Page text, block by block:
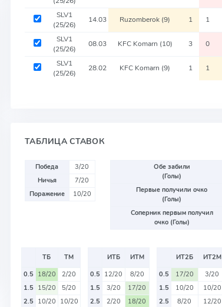
SLV1
(25/26)
14.03 Ruzomberok (9) 1 1
SLV1
(25/26)
08.03 KFC Komarn (10) 3 0
SLV1
(25/26)
28.02 KFC Komarn (9) 1 1
ТАБЛИЦА СТАВОК
Победа
3/20
Ничья
7/20
Поражение
10/20
Обе забили
(Голы)
Первые получили очко
(Голы)
Соперник первым получил
очко (Голы)
ТБ
ТМ
0.5 18/20
2/20
1.5 15/20
5/20
2.5 10/20 10/20
ИТБ
ИТМ
0.5 12/20
8/20
1.5
3/20
17/20
2.5
2/20
18/20
ИТ2Б
ИТ2М
0.5
17/20
3/20
1.5
10/20
10/20
2.5
8/20
12/20